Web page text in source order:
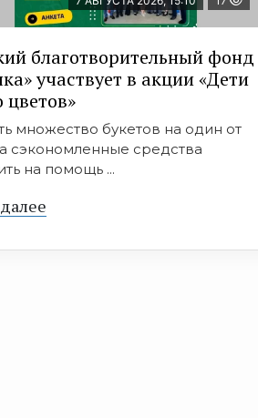
благотворительный фонд
участвует в акции «Дети
цветов»
множество букетов на один от
а сэкономленные средства
на помощь ...